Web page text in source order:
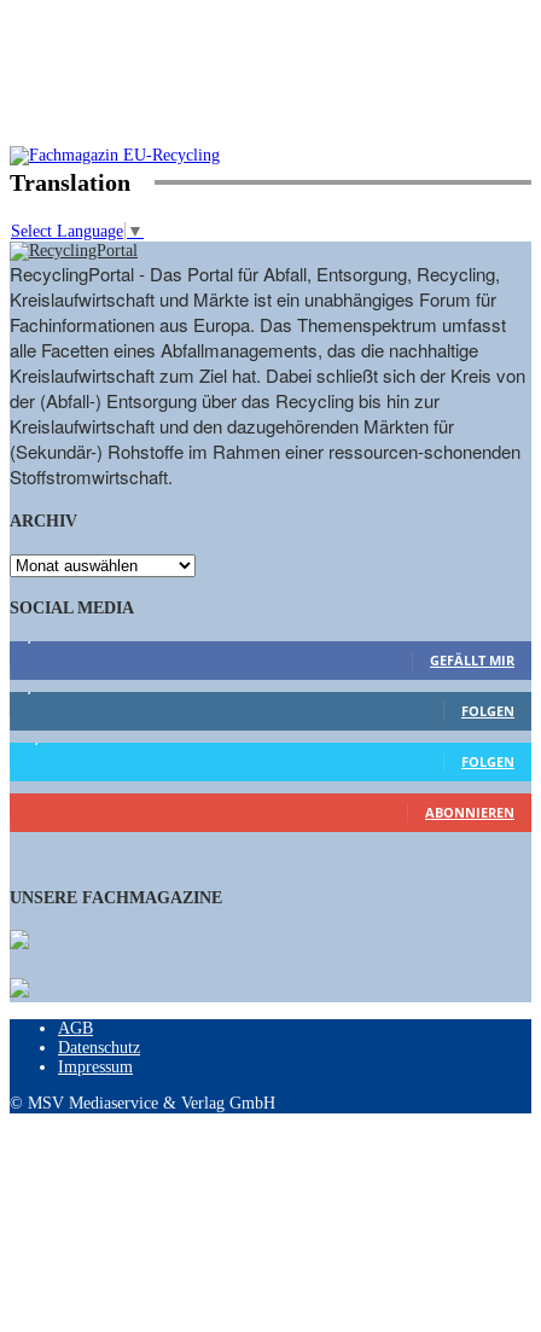
Translation
Select Language ▼
RecyclingPortal - Das Portal für Abfall, Entsorgung, Recycling,
Kreislaufwirtschaft und Märkte ist ein unabhängiges Forum für
Fachinformationen aus Europa. Das Themenspektrum umfasst
alle Facetten eines Abfallmanagements, das die nachhaltige
Kreislaufwirtschaft zum Ziel hat. Dabei schließt sich der Kreis von
der (Abfall-) Entsorgung über das Recycling bis hin zur
Kreislaufwirtschaft und den dazugehörenden Märkten für
(Sekundär-) Rohstoffe im Rahmen einer ressourcen-schonenden
Stoffstromwirtschaft.
ARCHIV
ARCHIV
SOCIAL MEDIA
GEFÄLLT MIR
1,662 Follower
FOLGEN
15,658 Follower
FOLGEN
460 Abonnenten
ABONNIEREN
UNSERE FACHMAGAZINE
AGB
Datenschutz
Impressum
© MSV Mediaservice & Verlag GmbH